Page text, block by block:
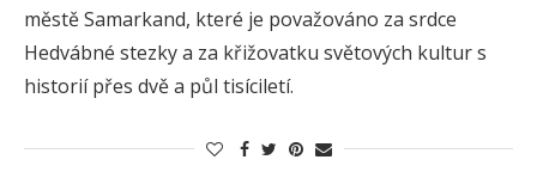
městě Samarkand, které je považováno za srdce
Hedvábné stezky a za křižovatku světových kultur s
historií přes dvě a půl tisíciletí.